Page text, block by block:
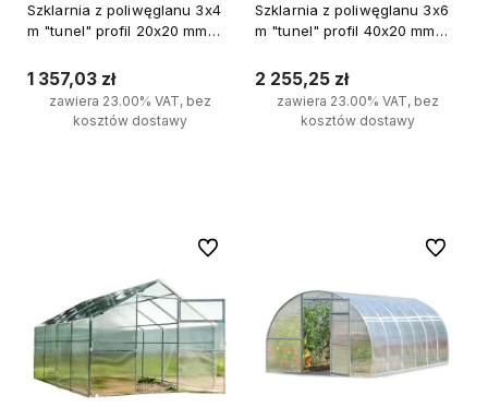
Szklarnia z poliwęglanu 3x4
m "tunel" profil 20x20 mm
1 357,03 zł
zawiera 23.00% VAT, bez
kosztów dostawy
Szklarnia z poliwęglanu 3x6
m "tunel" profil 40x20 mm
2 255,25 zł
zawiera 23.00% VAT, bez
kosztów dostawy
Do ulubionych Do